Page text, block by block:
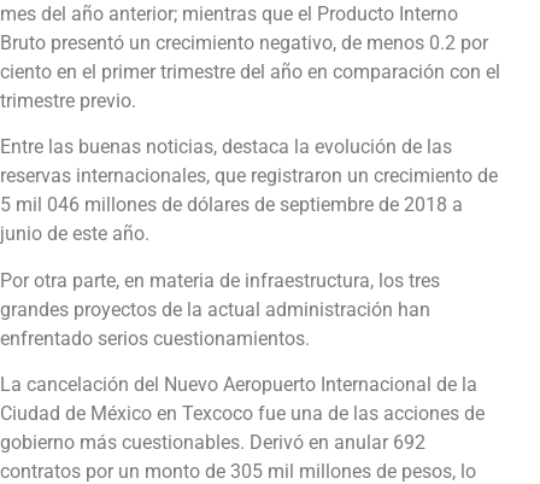
mes del año anterior; mientras que el Producto Interno
Bruto presentó un crecimiento negativo, de menos 0.2 por
ciento en el primer trimestre del año en comparación con el
trimestre previo.
Entre las buenas noticias, destaca la evolución de las
reservas internacionales, que registraron un crecimiento de
5 mil 046 millones de dólares de septiembre de 2018 a
junio de este año.
Por otra parte, en materia de infraestructura, los tres
grandes proyectos de la actual administración han
enfrentado serios cuestionamientos.
La cancelación del Nuevo Aeropuerto Internacional de la
Ciudad de México en Texcoco fue una de las acciones de
gobierno más cuestionables. Derivó en anular 692
contratos por un monto de 305 mil millones de pesos, lo